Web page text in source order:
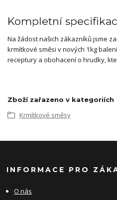
Kompletní
Na žádost našich zákazníků jsme
krmítkové směsi v nových 1kg
receptury a obohacení o hrudky,
Zboží zařazeno v kategoriích
Krmítkové směsy
INFORMACE PRO
O nás